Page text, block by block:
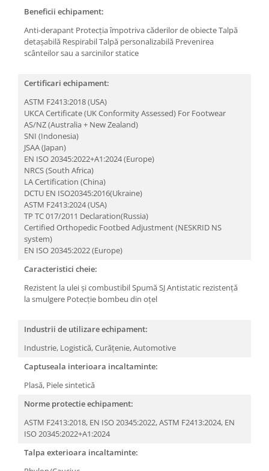
Saci de gunoi
Accesorii pentru curatenie
Tipografie si stampile
Caiete si blocnotesuri
personalizate
Stampile, tusiere si tus
Protectia muncii si Imbracaminte
Imbracaminte
Tricouri
Bluze & Pulovere
Camasi
Pantaloni
Pantaloni cu pieptar
Hanorace
Jachete
Impermeabile
Veste
Incaltaminte
Incaltaminte de lucru si protectie
Incaltaminte de oras si munte
Echipamente medicale
Manusi de protectie
Casti de protectie
Antifoane
Ochelari de protectie si viziere
Beneficii echipament:
Anti-derapant Protecția împotriva căderilor de obiecteTalpă
detașabilă RespirabilTalpă personalizabilă Prevenirea
scânteilor sau a sarcinilor statice
Certificari echipament:
ASTM F2413:2018 (USA)
UKCA Certificate (UK Conformity Assessed) For Footwear
AS/NZ (Australia + New Zealand)
SNI (Indonesia)
JSAA (Japan)
EN ISO 20345:2022+A1:2024 (Europe)
NRCS (South Africa)
LA Certification (China)
DCTU EN ISO20345:2016(Ukraine)
ASTM F2413:2024 (USA)
TP TC 017/2011 Declaration(Russia)
Certified Orthopedic Footbed Adjustment (NESKRID NS
system)
EN ISO 20345:2022 (Europe)
Caracteristici cheie:
Rezistent la ulei și combustibilSpumă SJAntistatic rezistență
la smulgere Potecție bombeu din oțel
Industrii de utilizare echipament:
Industrie, Logistică,Curățenie,Automotive
Captuseala interioara incaltaminte:
Plasă, Piele sintetică
Norme protectie echipament:
ASTM F2413:2018, EN ISO 20345:2022,ASTM F2413:2024, EN
ISO 20345:2022+A1:2024
Talpa exterioara incaltaminte: